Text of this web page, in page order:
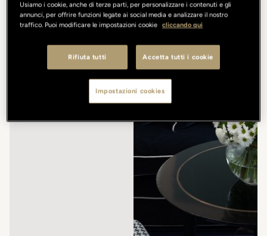
Usiamo i cookie, anche di terze parti, per personalizzare i contenuti e gli
annunci, per offrire funzioni legate ai social media e analizzare il nostro
traffico. Puoi modificare le impostazioni cookie cliccando qui
Rifiuta tutti Accetta tutti i cookie
Impostazioni cookies